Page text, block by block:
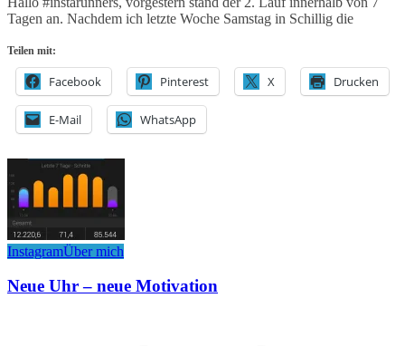
Tagen an. Nachdem ich letzte Woche Samstag in Schillig die
Teilen mit:
Facebook Pinterest X Drucken
E-Mail WhatsApp
InstagramÜber mich
Neue Uhr – neue Motivation